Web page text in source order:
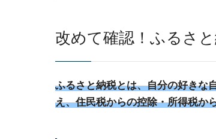
改めて確認！ふるさ
ふるさと納税とは、自分の好きな
え、住民税からの控除・所得税か